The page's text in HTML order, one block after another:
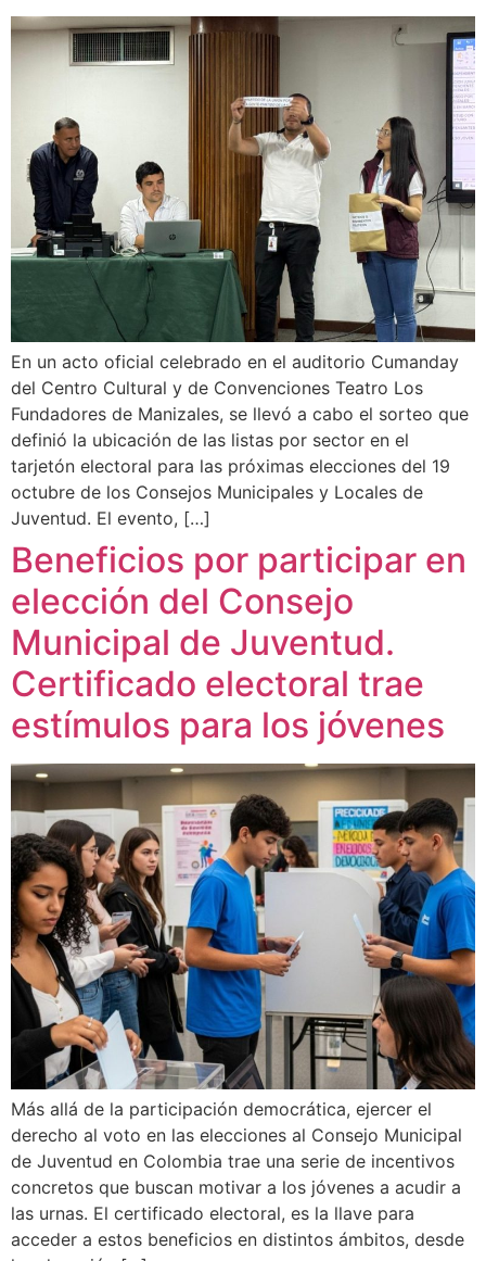
En un acto oficial celebrado en el auditorio Cumanday
del Centro Cultural y de Convenciones Teatro Los
Fundadores de Manizales, se llevó a cabo el sorteo que
definió la ubicación de las listas por sector en el
tarjetón electoral para las próximas elecciones del 19
octubre de los Consejos Municipales y Locales de
Juventud. El evento, […]
Beneficios por participar en
elección del Consejo
Municipal de Juventud.
Certificado electoral trae
estímulos para los jóvenes
Más allá de la participación democrática, ejercer el
derecho al voto en las elecciones al Consejo Municipal
de Juventud en Colombia trae una serie de incentivos
concretos que buscan motivar a los jóvenes a acudir a
las urnas. El certificado electoral, es la llave para
acceder a estos beneficios en distintos ámbitos, desde